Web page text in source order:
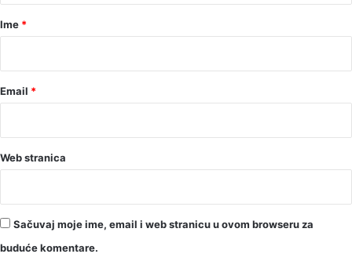
rIme *
Email *
Web stranica
Sačuvaj moje ime, email i web stranicu u ovom browseru za
buduće komentare.